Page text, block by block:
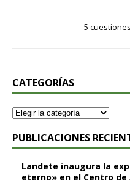
5
CATEGORÍAS
PUBLICACIONES
Landete inaugura la
eterno» en el Centro